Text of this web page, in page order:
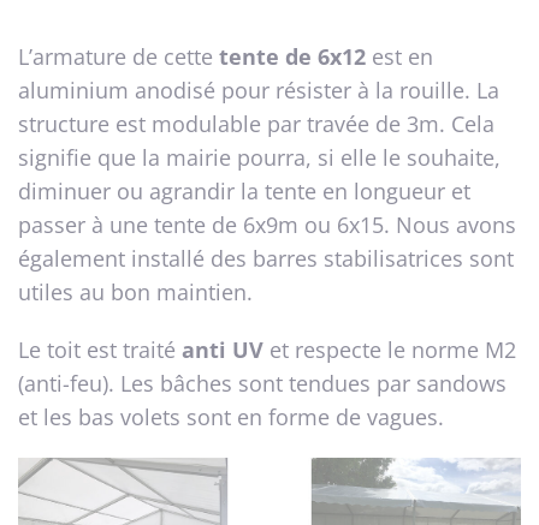
L’armature de cette tente de 6x12 est en
aluminium anodisé pour résister à la rouille. La
structure est modulable par travée de 3m. Cela
signifie que la mairie pourra, si elle le souhaite,
diminuer ou agrandir la tente en longueur et
passer à une tente de 6x9m ou 6x15. Nous avons
également installé des barres stabilisatrices sont
utiles au bon maintien.
Le toit est traité anti UV et respecte le norme M2
(anti-feu). Les bâches sont tendues par sandows
et les bas volets sont en forme de vagues.